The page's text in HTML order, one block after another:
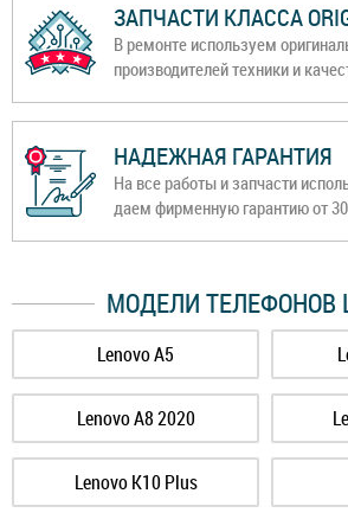
ЗАПЧАСТИ КЛАССА
В ремонте используем
производителей техники и
НАДЕЖНАЯ ГАРАНТИЯ
На все работы и запчасти
даем фирменную гарантию от
МОДЕЛИ ТЕЛЕФОНОВ
Lenovo A5
Lenovo A8 2020
Lenovo K10 Plus